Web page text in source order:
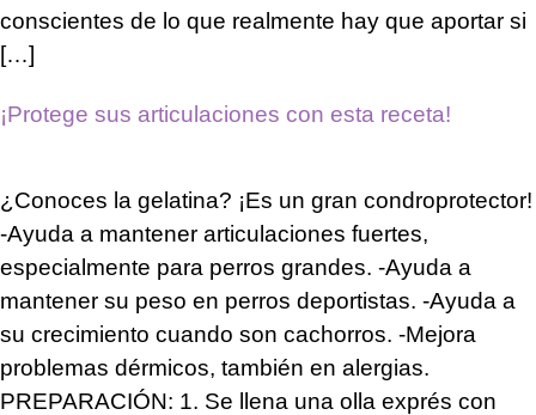
conscientes de lo que realmente hay que aportar si
[…]
¡Protege sus articulaciones con esta receta!
¿Conoces la gelatina? ¡Es un gran condroprotector!
-Ayuda a mantener articulaciones fuertes,
especialmente para perros grandes. -Ayuda a
mantener su peso en perros deportistas. -Ayuda a
su crecimiento cuando son cachorros. -Mejora
problemas dérmicos, también en alergias.
PREPARACIÓN: 1. Se llena una olla exprés con